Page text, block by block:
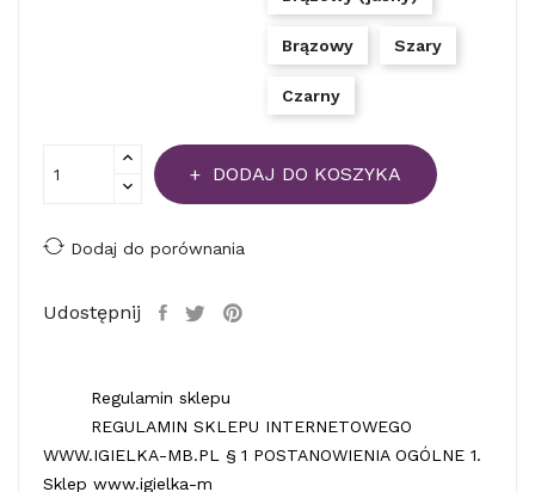
Brązowy Szary
Czarny
DODAJ DO KOSZYKA
Dodaj do porównania
Udostępnij
Regulamin sklepu
REGULAMIN SKLEPU INTERNETOWEGO
WWW.IGIELKA-MB.PL § 1 POSTANOWIENIA OGÓLNE 1.
Sklep www.igielka-m